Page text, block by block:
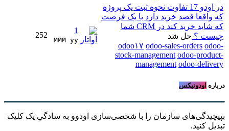
در اودو 17 تفاوت نحوه ثبت یک پروژه
که واقعا قصد خرید دارد با یک فرصت
که شاید خرید کند در CRM شما
چیست ؟ حل شد
odoo۱۷ odoo-sales-orders odoo-
stock-management odoo-product-
management odoo-delivery
1
MMM yy
252
درباره اودونیکس
بپیچیدگی‌های سازمان را با شخصی‌سازی اودوو به سادگیِ یک کلیک
تبدیل کنید.